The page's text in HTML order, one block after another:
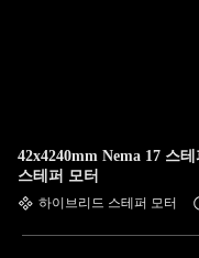
42x4240mm Nema 17 스
스테퍼 모터
하이브리드 스테퍼 모터